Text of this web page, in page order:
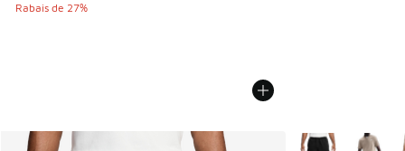
Rabais de 27%
Plus de couleurs